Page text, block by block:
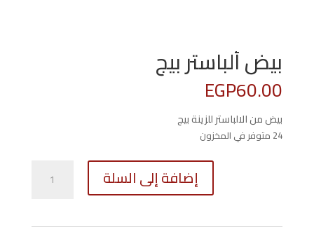
بيض ألباستر بيج
EGP60.00
بيض من الالباستر للزينة بيج
24 متوفر في المخزون
إضافة إلى السلة